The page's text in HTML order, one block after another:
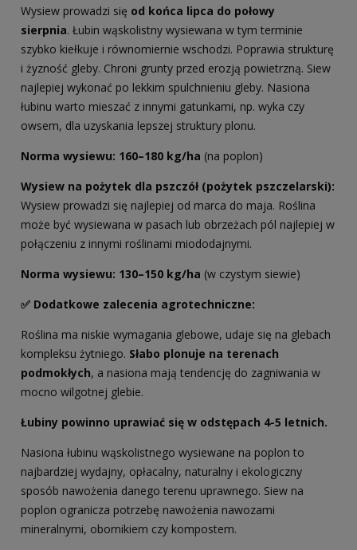
Wysiew prowadzi się od końca lipca do połowy
sierpnia. Łubin wąskolistny wysiewana w tym terminie
szybko kiełkuje i równomiernie wschodzi. Poprawia strukturę
i żyzność gleby. Chroni grunty przed erozją powietrzną. Siew
najlepiej wykonać po lekkim spulchnieniu gleby. Nasiona
łubinu warto mieszać z innymi gatunkami, np. wyka czy
owsem, dla uzyskania lepszej struktury plonu.
Norma wysiewu: 160–180 kg/ha (na poplon)
Wysiew na pożytek dla pszczół (pożytek pszczelarski):
Wysiew prowadzi się najlepiej od marca do maja. Roślina
może być wysiewana w pasach lub obrzeżach pól najlepiej w
połączeniu z innymi roślinami miododajnymi.
Norma wysiewu: 130–150 kg/ha (w czystym siewie)
✅ Dodatkowe zalecenia agrotechniczne:
Roślina ma niskie wymagania glebowe, udaje się na glebach
kompleksu żytniego. Słabo plonuje na terenach
podmokłych, a nasiona mają tendencję do zagniwania w
mocno wilgotnej glebie.
Łubiny powinno uprawiać się w odstępach 4-5 letnich.
Nasiona łubinu wąskolistnego wysiewane na poplon to
najbardziej wydajny, opłacalny, naturalny i ekologiczny
sposób nawożenia danego terenu uprawnego. Siew na
poplon ogranicza potrzebę nawożenia nawozami
mineralnymi, obornikiem czy kompostem.